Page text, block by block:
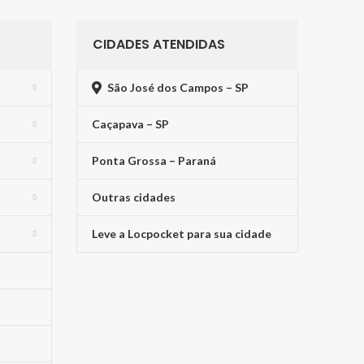
CIDADES ATENDIDAS
São José dos Campos – SP
Caçapava – SP
Ponta Grossa – Paraná
Outras cidades
Leve a Locpocket para sua cidade